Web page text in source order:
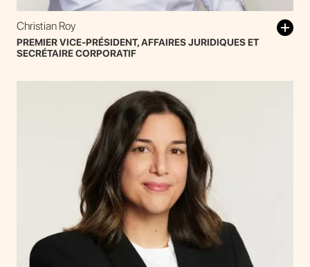
Christian Roy
PREMIER VICE-PRÉSIDENT, AFFAIRES JURIDIQUES ET
SECRÉTAIRE CORPORATIF